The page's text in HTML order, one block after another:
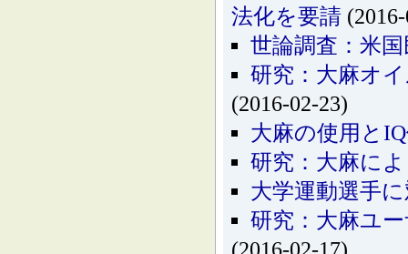
法化を要請
世論調査：米
研究：大麻オ
(2016-02-23)
大麻の使用と
研究：大麻に
大学運動選手
研究：大麻ユ